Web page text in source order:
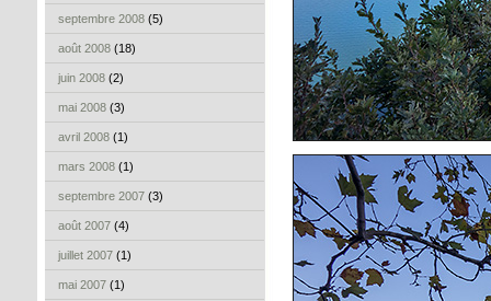
septembre 2008 (5)
août 2008 (18)
juin 2008 (2)
mai 2008 (3)
avril 2008 (1)
mars 2008 (1)
septembre 2007 (3)
août 2007 (4)
juillet 2007 (1)
mai 2007 (1)